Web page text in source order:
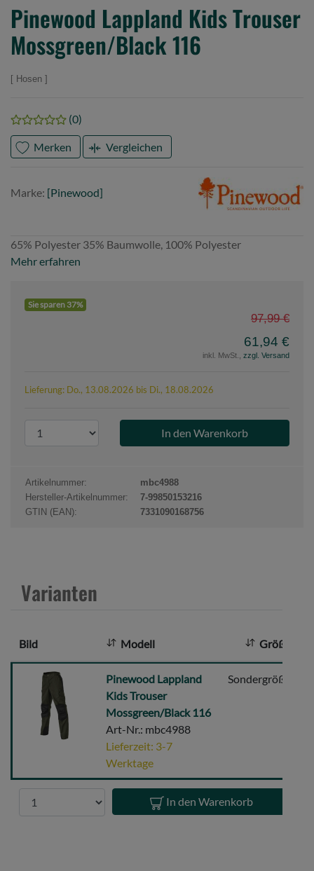
Pinewood Lappland Kids Trouser
Mossgreen/Black 116
Hosen
(0)
Merken Vergleichen
Marke: [Pinewood]
Marke
Pinewood
65% Polyester 35% Baumwolle, 100% Polyester
Mehr erfahren
Sie sparen 37%
97,99 €
61,94 €
inkl. MwSt., zzgl. Versand
Lieferung: Do., 13.08.2026 bis Di., 18.08.2026
r
d
u
k
a
:
Artikelnummer:
mbc4988
Hersteller-Artikelnummer:
7-99850153216
GTIN (EAN):
7331090168756
Varianten
Bild Modell Größe
Pinewood
Lappland
Trouser
Pinewood Lappland
Kids Trouser
Mossgreen/Black 116
Art-Nr.: mbc4988
Lieferzeit: 3-7
Werktage
Sondergröße
In den Warenkorb